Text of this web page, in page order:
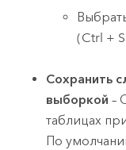
(Ctrl +
Сохранить
выборкой –
таблицах
По